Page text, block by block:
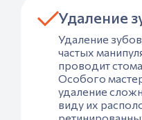
Удаление
Удаление
частых
проводит
Особого
удаление
виду их